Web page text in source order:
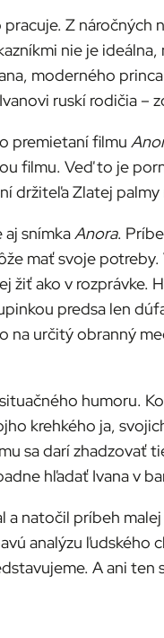
Z náročných
nie je
moderného
ruskí rodičia –
premietaní filmu
filmu. Veď to je
držiteľa Zlatej palmy
aj snímkaAnora.
mať svoje
žiť ako v
predsa len
na určitý obranný
humoru.
krehkého ja,
sa darí zhadzovať
hľadať Ivana v
a natočil príbeh
analýzu ľudského
A ani ten